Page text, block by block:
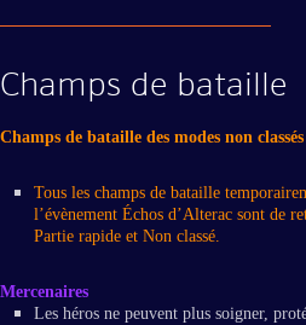
Champs de bataille
Champs de bataille des modes non classés
Tous les champs de bataille
l’évènement Échos d’Alterac sont de
Partie rapide et Non classé.
Mercenaires
Les héros ne peuvent plus soigner,